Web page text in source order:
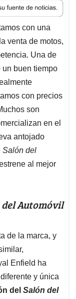
con una
venta de motos,
Una de
buen tiempo
con precios
son
en el
antojado
Salón del
al mejor
Automóvil
de la marca, y
Enfield ha
y única
del Salón del